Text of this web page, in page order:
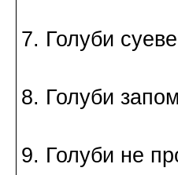
7. Голуби
8. Голуби
9. Голуби не